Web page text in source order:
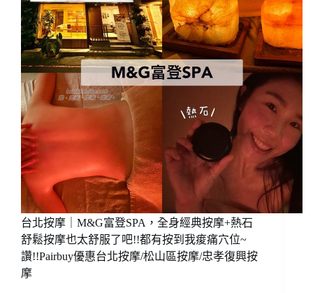
台北按摩｜M&G富登SPA，全身經典按摩+熱石
舒鬆按摩也太舒服了吧!!都有按到我痠痛穴位~
讚!!Pairbuy優惠台北按摩/松山區按摩/忠孝復興按
摩